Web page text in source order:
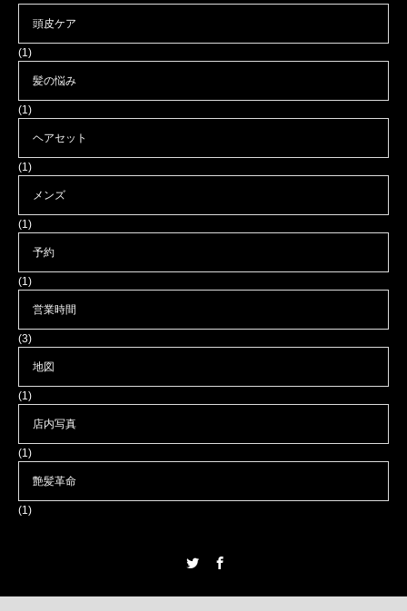
頭皮ケア
(1)
髪の悩み
(1)
ヘアセット
(1)
メンズ
(1)
予約
(1)
営業時間
(3)
地図
(1)
店内写真
(1)
艶髪革命
(1)